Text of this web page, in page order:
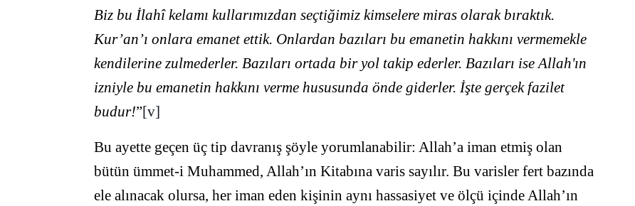
Biz bu İlahî kelamı kullarımızdan seçtiğimiz kimselere miras olarak bıraktık.
Kur’an’ı onlara emanet ettik. Onlardan bazıları bu emanetin hakkını vermemekle
kendilerine zulmederler. Bazıları ortada bir yol takip ederler. Bazıları ise Allah'ın
izniyle bu emanetin hakkını verme hususunda önde giderler. İşte gerçek fazilet
budur!”[v]
Bu ayette geçen üç tip davranış şöyle yorumlanabilir: Allah’a iman etmiş olan
bütün ümmet-i Muhammed, Allah’ın Kitabına varis sayılır. Bu varisler fert bazında
ele alınacak olursa, her iman eden kişinin aynı hassasiyet ve ölçü içinde Allah’ın